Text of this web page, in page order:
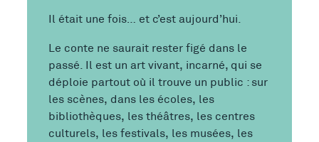
Il était une fois… et c’est aujourd’hui.
Le conte ne saurait rester figé dans le
passé. Il est un art vivant, incarné, qui se
déploie partout où il trouve un public : sur
les scènes, dans les écoles, les
bibliothèques, les théâtres, les centres
culturels, les festivals, les musées, les